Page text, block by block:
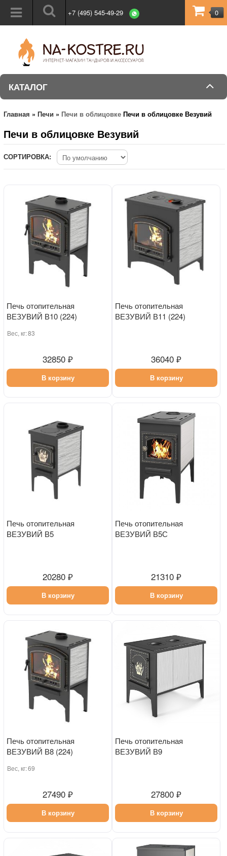
+7 (495) 545-49-29 0
КАТАЛОГ
Главная » Печи » Печи в облицовке Печи в облицовке Везувий
Печи в облицовке Везувий
СОРТИРОВКА:
Печь отопительная
ВЕЗУВИЙ В10 (224)
Вес, кг:83
32850 ₽
В корзину
Печь отопительная
ВЕЗУВИЙ В11 (224)
36040 ₽
В корзину
Печь отопительная
ВЕЗУВИЙ В5
20280 ₽
В корзину
Печь отопительная
ВЕЗУВИЙ В5С
21310 ₽
В корзину
Печь отопительная
ВЕЗУВИЙ В8 (224)
Вес, кг:69
27490 ₽
В корзину
Печь отопительная
ВЕЗУВИЙ В9
27800 ₽
В корзину